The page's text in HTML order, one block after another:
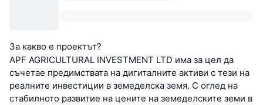
За какво е проектът?
APF AGRICULTURAL INVESTMENT LTD има за цел да
съчетае предимствата на дигиталните активи с тези на
реалните инвестиции в земеделска земя. С оглед на
стабилното развитие на цените на земеделските земи в